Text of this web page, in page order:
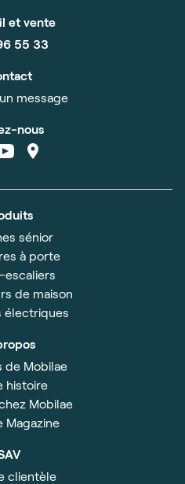
et vente
55 33
message
nous
sénior
à porte
escaliers
de maison
électriques
de Mobilae
histoire
Mobilae
Magazine
clientèle